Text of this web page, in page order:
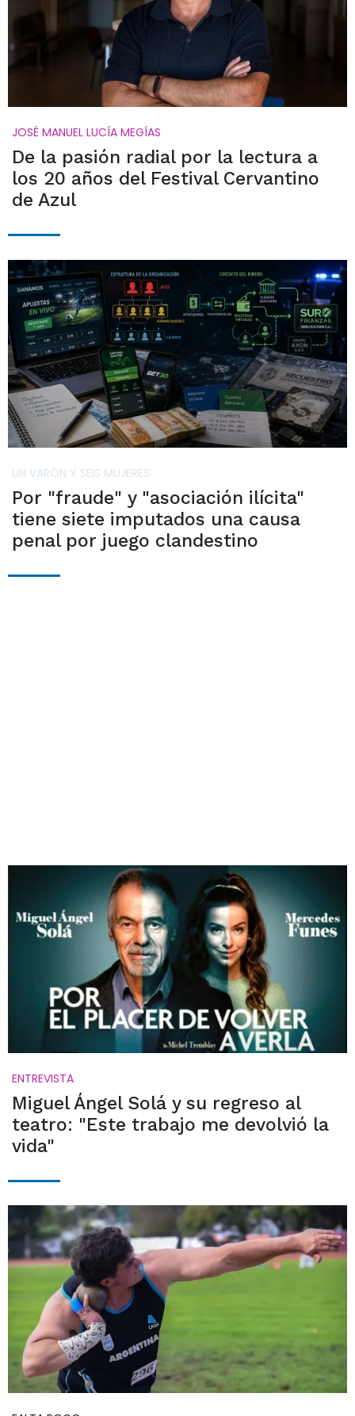
JOSÉ MANUEL LUCÍA MEGÍAS
De la pasión radial por la lectura a
los 20 años del Festival Cervantino
de Azul
UN VARÓN Y SEIS MUJERES
Por "fraude" y "asociación ilícita"
tiene siete imputados una causa
penal por juego clandestino
ENTREVISTA
Miguel Ángel Solá y su regreso al
teatro: "Este trabajo me devolvió la
vida"